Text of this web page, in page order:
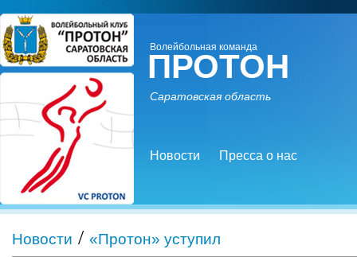
Волейбольная команда
ПРОТОН
Саратовская область
Новости Пресса о нас
Новости / «Протон» уступил